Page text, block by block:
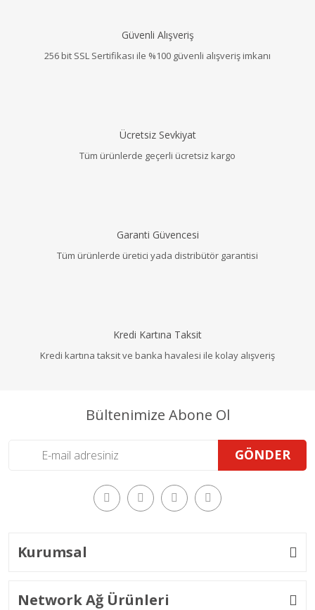
Güvenli Alışveriş
256 bit SSL Sertifikası ile %100 güvenli alışveriş imkanı
Ücretsiz Sevkiyat
Tüm ürünlerde geçerli ücretsiz kargo
Garanti Güvencesi
Tüm ürünlerde üretici yada distribütör garantisi
Kredi Kartına Taksit
Kredi kartına taksit ve banka havalesi ile kolay alışveriş
Bültenimize Abone Ol
GÖNDER
Kurumsal
Network Ağ Ürünleri